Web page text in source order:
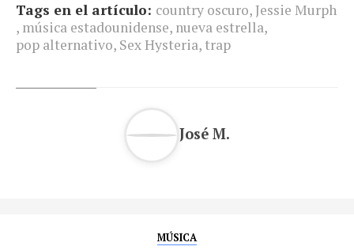
Tags en el artículo: country oscuro,Jessie Murph
, música estadounidense, nueva estrella,
pop alternativo, Sex Hysteria, trap
José M.
MÚSICA